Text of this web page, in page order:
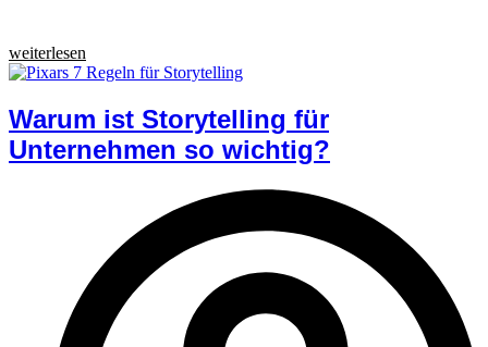
weiterlesen
Warum ist Storytelling für
Unternehmen so wichtig?